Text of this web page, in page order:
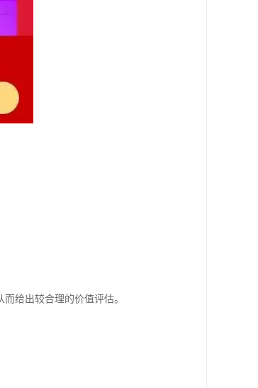
给出较合理的价值评估。